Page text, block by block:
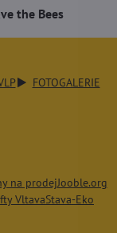
the Bees
FOTOGALERIE
na prodejJooble.org
VltavaStava-Eko